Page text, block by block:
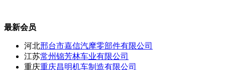
最新会员
河北邢台市嘉信汽摩零部件有限公司
江苏常州锦芳林车业有限公司
重庆重庆昌明机车制造有限公司